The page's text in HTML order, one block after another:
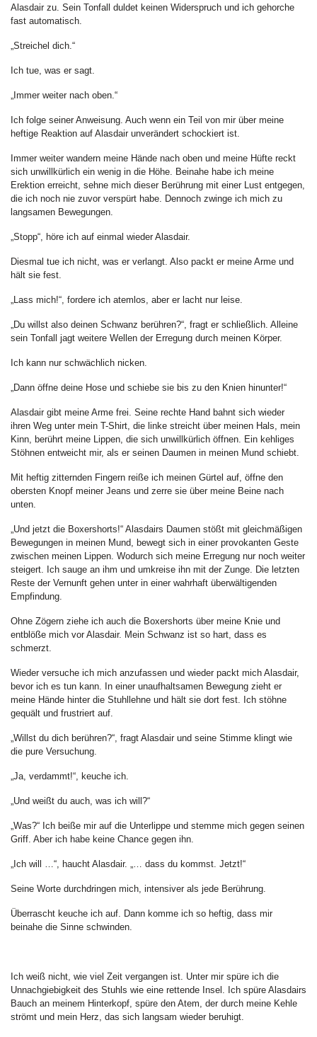
Alasdair zu. Sein Tonfall duldet keinen Widerspruch und ich gehorche
fast automatisch.
„Streichel dich.“
Ich tue, was er sagt.
„Immer weiter nach oben.“
Ich folge seiner Anweisung. Auch wenn ein Teil von mir über meine
heftige Reaktion auf Alasdair unverändert schockiert ist.
Immer weiter wandern meine Hände nach oben und meine Hüfte reckt
sich unwillkürlich ein wenig in die Höhe. Beinahe habe ich meine
Erektion erreicht, sehne mich dieser Berührung mit einer Lust entgegen,
die ich noch nie zuvor verspürt habe. Dennoch zwinge ich mich zu
langsamen Bewegungen.
„Stopp“, höre ich auf einmal wieder Alasdair.
Diesmal tue ich nicht, was er verlangt. Also packt er meine Arme und
hält sie fest.
„Lass mich!“, fordere ich atemlos, aber er lacht nur leise.
„Du willst also deinen Schwanz berühren?“, fragt er schließlich. Alleine
sein Tonfall jagt weitere Wellen der Erregung durch meinen Körper.
Ich kann nur schwächlich nicken.
„Dann öffne deine Hose und schiebe sie bis zu den Knien hinunter!“
Alasdair gibt meine Arme frei. Seine rechte Hand bahnt sich wieder
ihren Weg unter mein T-Shirt, die linke streicht über meinen Hals, mein
Kinn, berührt meine Lippen, die sich unwillkürlich öffnen. Ein kehliges
Stöhnen entweicht mir, als er seinen Daumen in meinen Mund schiebt.
Mit heftig zitternden Fingern reiße ich meinen Gürtel auf, öffne den
obersten Knopf meiner Jeans und zerre sie über meine Beine nach
unten.
„Und jetzt die Boxershorts!“ Alasdairs Daumen stößt mit gleichmäßigen
Bewegungen in meinen Mund, bewegt sich in einer provokanten Geste
zwischen meinen Lippen. Wodurch sich meine Erregung nur noch weiter
steigert. Ich sauge an ihm und umkreise ihn mit der Zunge. Die letzten
Reste der Vernunft gehen unter in einer wahrhaft überwältigenden
Empfindung.
Ohne Zögern ziehe ich auch die Boxershorts über meine Knie und
entblöße mich vor Alasdair. Mein Schwanz ist so hart, dass es
schmerzt.
Wieder versuche ich mich anzufassen und wieder packt mich Alasdair,
bevor ich es tun kann. In einer unaufhaltsamen Bewegung zieht er
meine Hände hinter die Stuhllehne und hält sie dort fest. Ich stöhne
gequält und frustriert auf.
„Willst du dich berühren?“, fragt Alasdair und seine Stimme klingt wie
die pure Versuchung.
„Ja, verdammt!“, keuche ich.
„Und weißt du auch, was ich will?“
„Was?“ Ich beiße mir auf die Unterlippe und stemme mich gegen seinen
Griff. Aber ich habe keine Chance gegen ihn.
„Ich will …“, haucht Alasdair. „… dass du kommst. Jetzt!“
Seine Worte durchdringen mich, intensiver als jede Berührung.
Überrascht keuche ich auf. Dann komme ich so heftig, dass mir
beinahe die Sinne schwinden.
Ich weiß nicht, wie viel Zeit vergangen ist. Unter mir spüre ich die
Unnachgiebigkeit des Stuhls wie eine rettende Insel. Ich spüre Alasdairs
Bauch an meinem Hinterkopf, spüre den Atem, der durch meine Kehle
strömt und mein Herz, das sich langsam wieder beruhigt.